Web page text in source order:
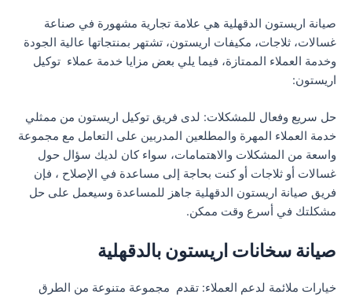
صيانة اريستون الدقهلية هي علامة تجارية مشهورة في صناعة
غسالات، ثلاجات، مكيفات اريستون، تشتهر بمنتجاتها عالية الجودة
وخدمة العملاء الممتازة، فيما يلي بعض مزايا خدمة عملاء توكيل
اريستون:
حل سريع وفعال للمشكلات: لدى فريق توكيل اريستون من ممثلي
خدمة العملاء المهرة والمطلعين المدربين على التعامل مع مجموعة
واسعة من المشكلات والاهتمامات، سواء كان لديك سؤال حول
غسالات أو ثلاجات أو كنت بحاجة إلى مساعدة في الإصلاح ، فإن
فريق صيانة اريستون الدقهلية جاهز للمساعدة وسيعمل على حل
مشكلتك في أسرع وقت ممكن.
صيانة سخانات اريستون بالدقهلية
خيارات ملائمة لدعم العملاء: تقدم مجموعة متنوعة من الطرق